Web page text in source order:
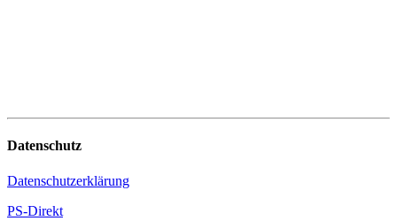
Datenschutz
Datenschutzerklärung
PS-Direkt